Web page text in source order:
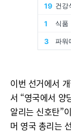
이번 선거에서
서 “영국에서 양
알리는 신호탄”
머 영국 총리는